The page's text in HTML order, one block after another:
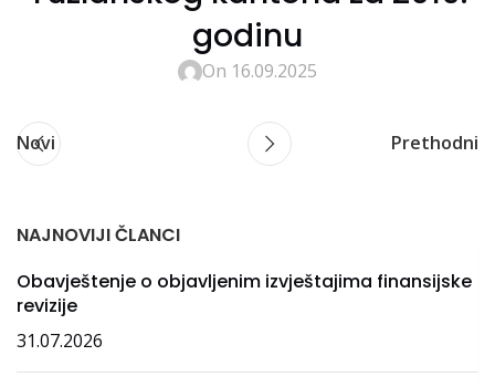
godinu
On 16.09.2025
Novi Prethodni
NAJNOVIJI ČLANCI
Obavještenje o objavljenim izvještajima finansijske
revizije
31.07.2026